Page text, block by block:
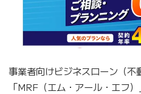
事業者向けビジネスローン（不
「MRF（エム・アール・エフ）